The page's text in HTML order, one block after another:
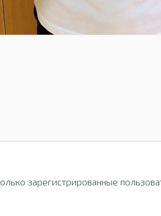
зарегистрированные